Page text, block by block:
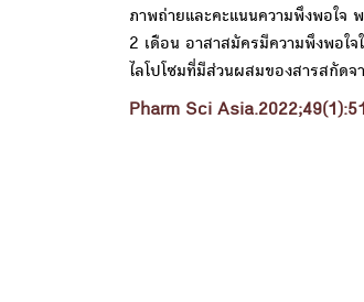
ภาพถ่ายและคะแนนความพึงพอใจ
2 เดือน อาสาสมัครมีความพึงพอใ
ไลโปโซมที่มีส่วนผสมของสารสกัด
Pharm Sci